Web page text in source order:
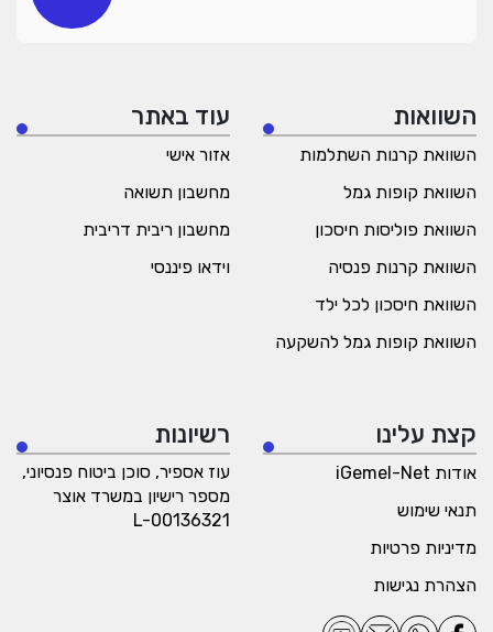
השוואות
השוואת קרנות השתלמות
השוואת קופות גמל
השוואת פוליסות חיסכון
השוואת קרנות פנסיה
השוואת חיסכון לכל ילד
השוואת קופות גמל להשקעה
עוד באתר
אזור אישי
מחשבון תשואה
מחשבון ריבית דריבית
וידאו פיננסי
קצת עלינו
אודות iGemel-Net
תנאי שימוש
מדיניות פרטיות
הצהרת נגישות
רשיונות
עוז אספיר, סוכן ביטוח פנסיוני,
מספר רישיון במשרד אוצר
L-00136321